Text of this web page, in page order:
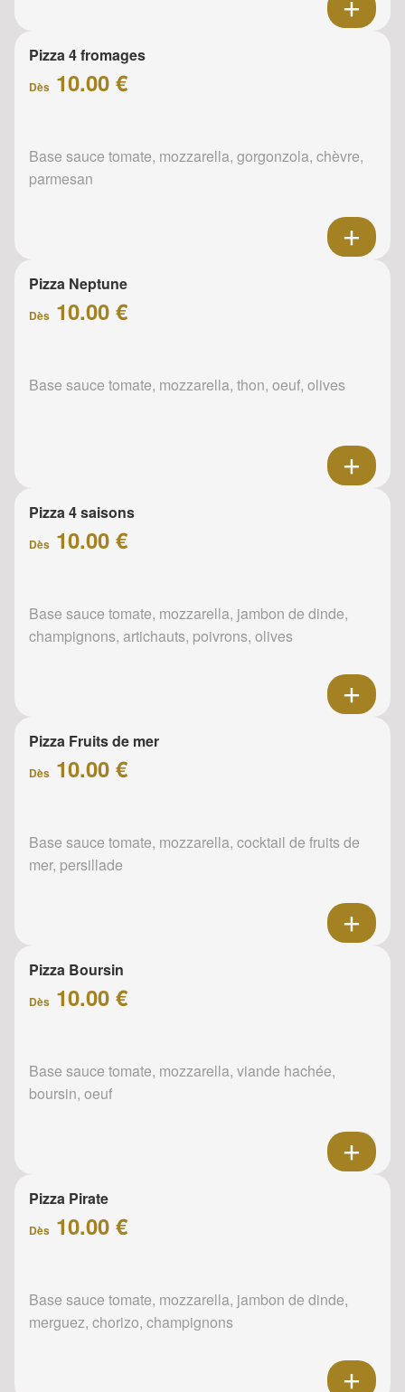
Pizza 4 fromages
Dès 10.00 €
Base sauce tomate, mozzarella, gorgonzola, chèvre,
parmesan
Pizza Neptune
Dès 10.00 €
Base sauce tomate, mozzarella, thon, oeuf, olives
Pizza 4 saisons
Dès 10.00 €
Base sauce tomate, mozzarella, jambon de dinde,
champignons, artichauts, poivrons, olives
Pizza Fruits de mer
Dès 10.00 €
Base sauce tomate, mozzarella, cocktail de fruits de
mer, persillade
Pizza Boursin
Dès 10.00 €
Base sauce tomate, mozzarella, viande hachée,
boursin, oeuf
Pizza Pirate
Dès 10.00 €
Base sauce tomate, mozzarella, jambon de dinde,
merguez, chorizo, champignons